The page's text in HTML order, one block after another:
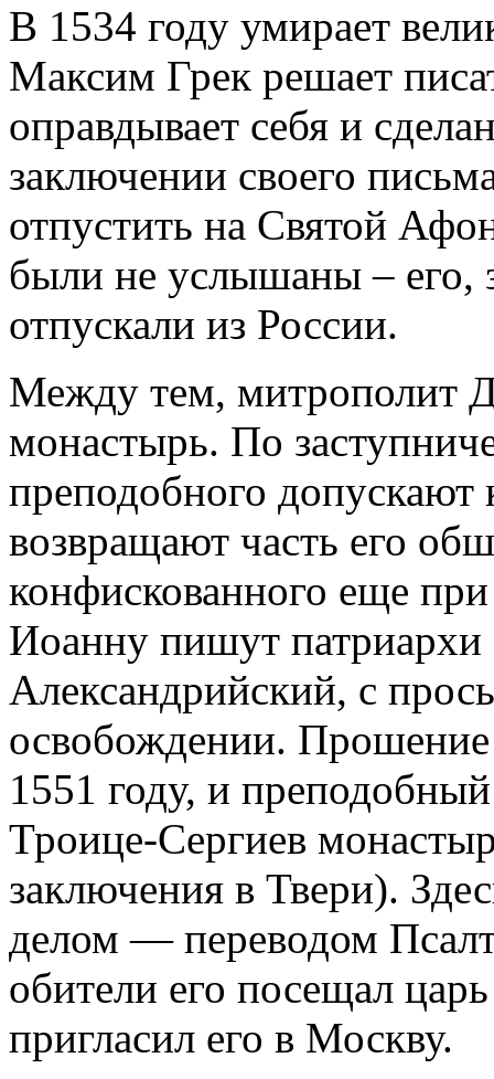
В 1534 году умирает
Максим Грек решает
оправдывает себя и
заключении своего
отпустить на Святой
были не услышаны – его,
отпускали из России.
Между тем, митрополит
монастырь. По
преподобного
возвращают часть его
конфискованного еще
Иоанну пишут патриархи
Александрийский, с
освобождении.
1551 году, и
Троице-Сергиев
заключения в Твери).
делом — переводом
обители его посещал
пригласил его в Москву.